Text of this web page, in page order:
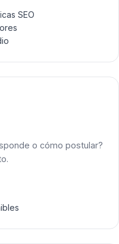
SEO
o cómo postular?